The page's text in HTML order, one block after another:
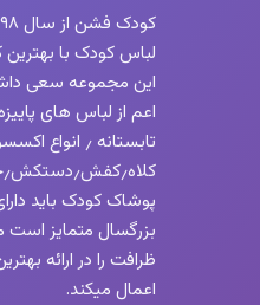
لباس کودک با
این مجموعه سعی
تابستانه ٫
پوشاک کودک باید
بزرگسال متمایز
ظرافت را در ارائه
اعمال میکند.